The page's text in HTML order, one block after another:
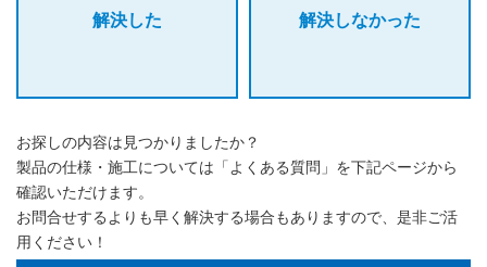
解決した
解決しなかった
お探しの内容は見つかりましたか？
製品の仕様・施工については「よくある質問」を下記ページから
確認いただけます。
お問合せするよりも早く解決する場合もありますので、是非ご活
用ください！